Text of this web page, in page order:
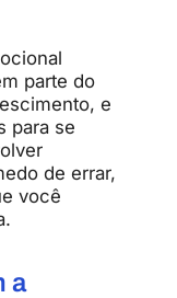
parte do
e
para se
de errar,
você
a